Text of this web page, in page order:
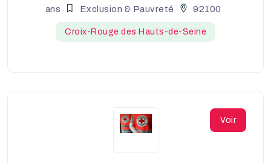
ans
Exclusion & Pauvreté 92100
Croix-Rouge des Hauts-de-Seine
Voir